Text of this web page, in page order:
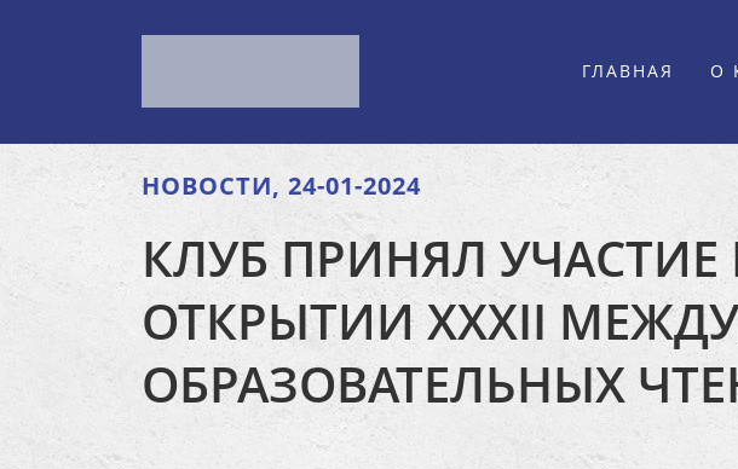
ГЛАВНАЯ О
НОВОСТИ, 24-01-2024
КЛУБ ПРИНЯЛ
ОТКРЫТИИ XXXII
ОБРАЗОВАТЕЛЬНЫХ